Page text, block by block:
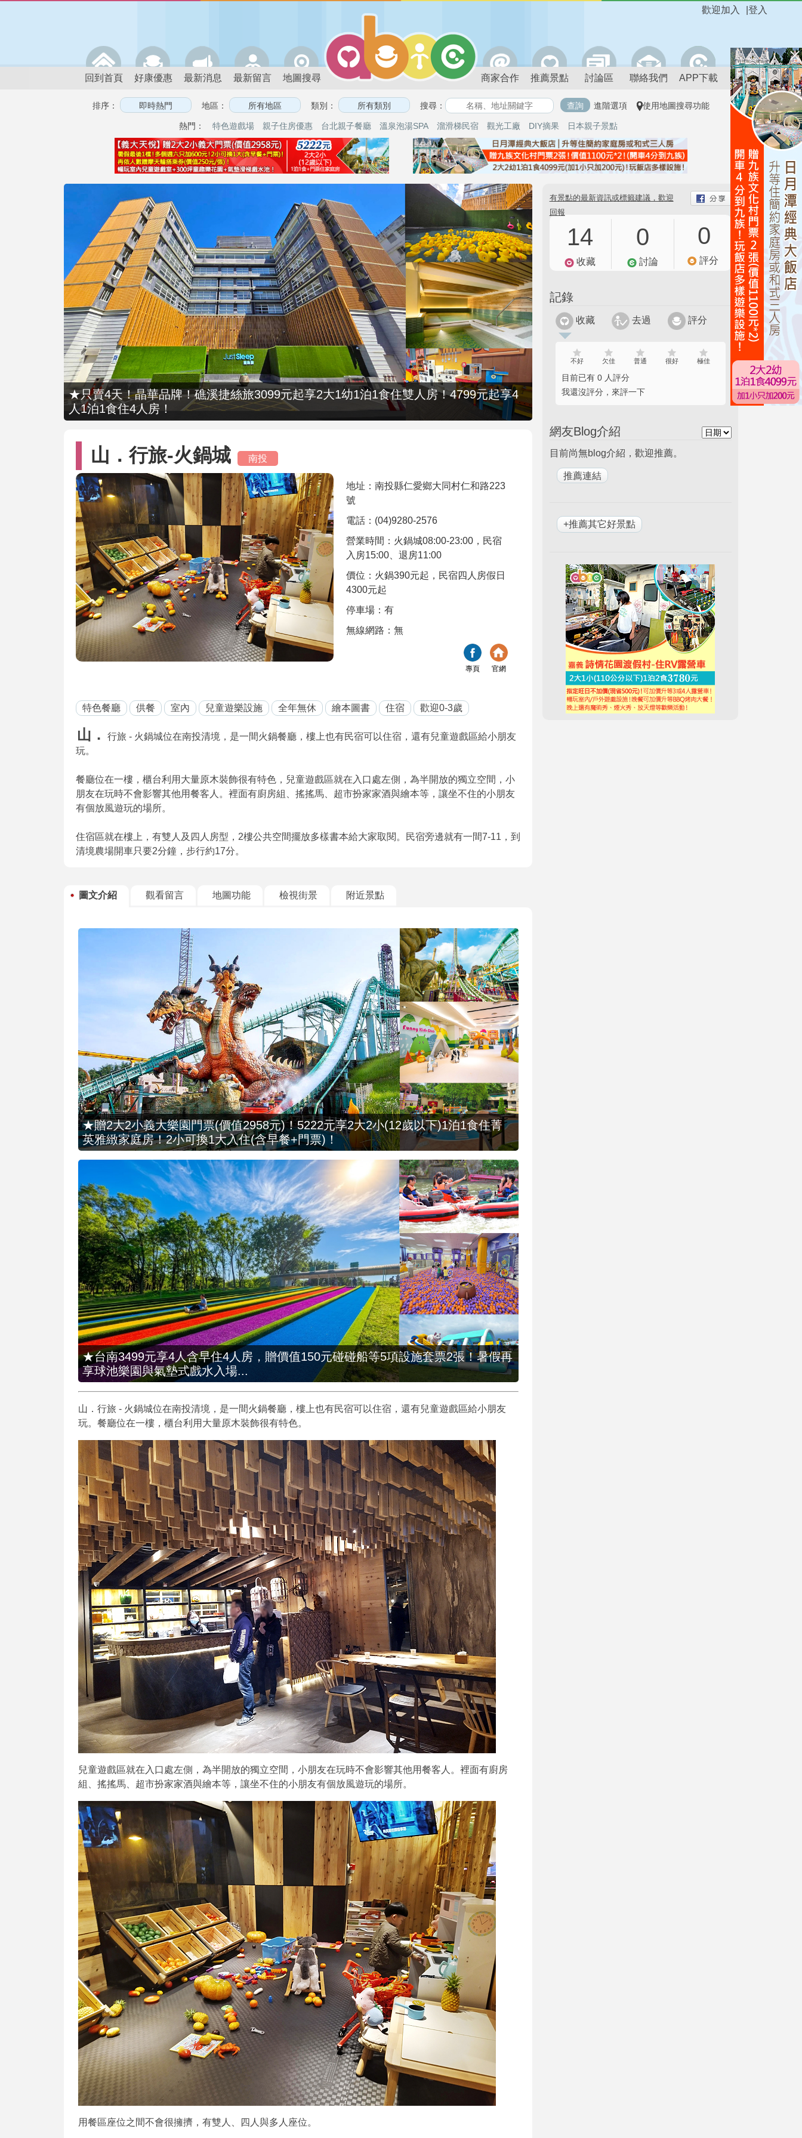
登入
歡迎加入
回到首頁 好康優惠 最新消息 最新留言 地圖搜尋 商家合作 推薦景點 討論區 聯絡我們 APP下載
排序： 地區： 類別： 搜尋： 進階選項 使用地圖搜尋功能
熱門： 特色遊戲場 親子住房優惠 台北親子餐廳 溫泉泡湯SPA 溜滑梯民宿 觀光工廠 DIY摘果 日本親子景點
★只賣4天！晶華品牌！礁溪捷絲旅3099元起享2大1幼1泊1食住雙人房！4799元起享4
人1泊1食住4人房！
山．行旅-火鍋城 南投
地址：南投縣仁愛鄉大同村仁和路223
號
電話：(04)9280-2576
營業時間：火鍋城08:00-23:00，民宿
入房15:00、退房11:00
價位：火鍋390元起，民宿四人房假日
4300元起
停車場：有
無線網路：無
專頁 官網
特色餐廳 供餐 室內 兒童遊樂設施 全年無休 繪本圖書 住宿 歡迎0-3歲
山．
行旅 - 火鍋城位在南投清境，是一間火鍋餐廳，樓上也有民宿可以住宿，還有兒童遊戲區給小朋友
玩。
餐廳位在一樓，櫃台利用大量原木裝飾很有特色，兒童遊戲區就在入口處左側，為半開放的獨立空間，小
朋友在玩時不會影響其他用餐客人。裡面有廚房組、搖搖馬、超市扮家家酒與繪本等，讓坐不住的小朋友
有個放風遊玩的場所。
住宿區就在樓上，有雙人及四人房型，2樓公共空間擺放多樣書本給大家取閱。民宿旁邊就有一間7-11，到
清境農場開車只要2分鐘，步行約17分。
圖文介紹 觀看留言 地圖功能 檢視街景 附近景點
★贈2大2小義大樂園門票(價值2958元)！5222元享2大2小(12歲以下)1泊1食住菁
英雅緻家庭房！2小可換1大入住(含早餐+門票)！
★台南3499元享4人含早住4人房，贈價值150元碰碰船等5項設施套票2張！暑假再
享球池樂園與氣墊式戲水入場...
山．行旅 - 火鍋城位在南投清境，是一間火鍋餐廳，樓上也有民宿可以住宿，還有兒童遊戲區給小朋友
玩。餐廳位在一樓，櫃台利用大量原木裝飾很有特色。
兒童遊戲區就在入口處左側，為半開放的獨立空間，小朋友在玩時不會影響其他用餐客人。裡面有廚房
組、搖搖馬、超市扮家家酒與繪本等，讓坐不住的小朋友有個放風遊玩的場所。
用餐區座位之間不會很擁擠，有雙人、四人與多人座位。
有景點的最新資訊或標籤建議，歡迎
回報
14
收藏
0
討論
0
評分
記錄
收藏 去過 評分
不好 欠佳 普通 很好 極佳
目前已有 0 人評分
我還沒評分，來評一下
網友Blog介紹
目前尚無blog介紹，歡迎推薦。
+推薦其它好景點